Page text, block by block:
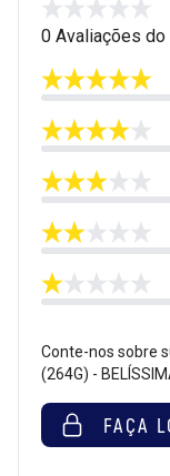
0 Avaliações
Conte-nos sobre
(264G) -
FAÇA